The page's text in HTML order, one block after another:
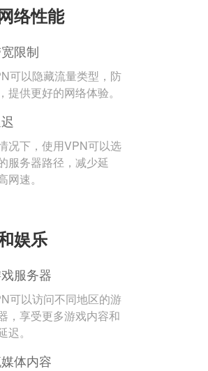
络性能
限制
可以隐藏流量类型，防
提供更好的网络体验。
况下，使用VPN可以选
服务器路径，减少延
网速。
娱乐
服务器
可以访问不同地区的游
，享受更多游戏内容和
迟。
体内容